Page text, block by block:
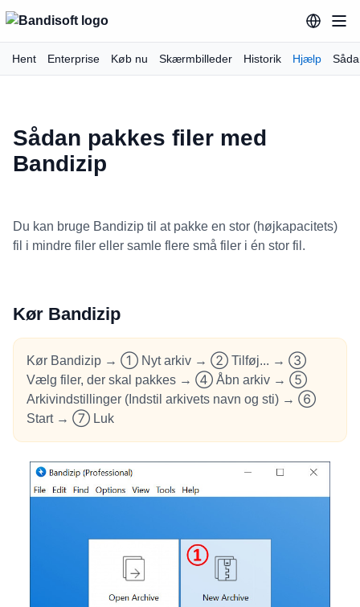
Hent Enterprise Køb nu Skærmbilleder Historik Hjælp
Sådan pakkes filer med
Bandizip
Du kan bruge Bandizip til at pakke en stor (højkapacitets)
fil i mindre filer eller samle flere små filer i én stor fil.
Kør Bandizip
Kør Bandizip → ① Nyt arkiv → ② Tilføj... → ③
Vælg filer, der skal pakkes → ④ Åbn arkiv → ⑤
Arkivindstillinger (Indstil arkivets navn og sti) → ⑥
Start → ⑦ Luk